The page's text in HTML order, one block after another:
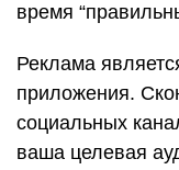
время
Реклама
приложения.
социальных
ваша целевая